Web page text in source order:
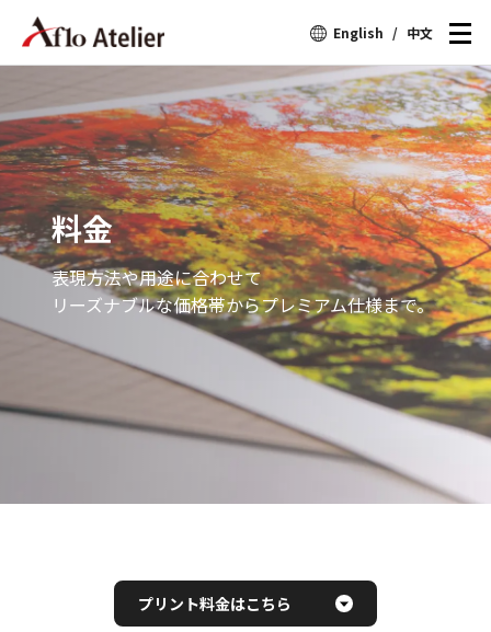
English / 中文
料金
表現方法や用途に合わせて
リーズナブルな価格帯からプレミアム仕様まで。
プリント料金はこちら